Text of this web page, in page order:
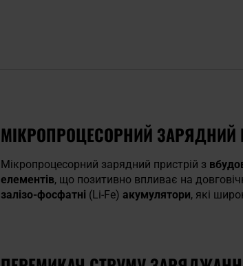
МІКРОПРОЦЕСОРНИЙ ЗАРЯДНИЙ
Мікропроцесорний зарядний пристрій з
елементів, що позитивно впливає на
залізо-фосфатні (Li-Fe) акумулятори, які